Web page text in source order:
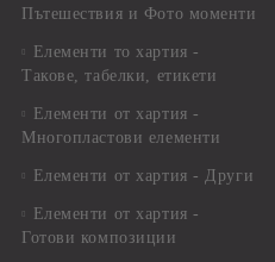
Пътешествия и Фото моменти
Елементи то хартия -
Такове, табелки, етикети
Елементи от хартия -
Многопластови елементи
Елементи от хартия - Други
Елементи от хартия -
Готови композиции